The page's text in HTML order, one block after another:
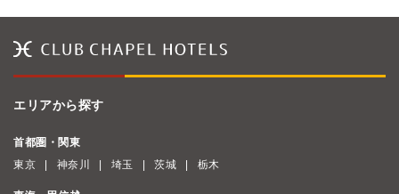
エリアから探す
首都圏・関東
東京
神奈川 埼玉 茨城 栃木